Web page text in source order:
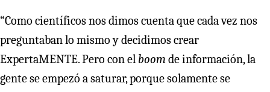
“Como científicos nos dimos cuenta que cada vez nos
preguntaban lo mismo y decidimos crear
ExpertaMENTE. Pero con el boomde información, la
gente se empezó a saturar, porque solamente se